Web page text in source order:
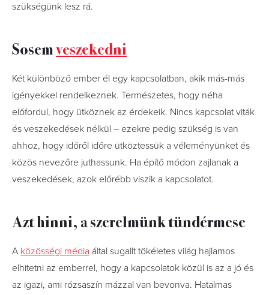
szükségünk lesz rá.
Sosemveszekedni
Két különböző ember él egy kapcsolatban, akik más-más
igényekkel rendelkeznek. Természetes, hogy néha
előfordul, hogy ütköznek az érdekeik. Nincs kapcsolat viták
és veszekedések nélkül – ezekre pedig szükség is van
ahhoz, hogy időről időre ütköztessük a véleményünket és
közös nevezőre juthassunk. Ha építő módon zajlanak a
veszekedések, azok előrébb viszik a kapcsolatot.
Azt hinni, a szerelmünk tündérmese
A közösségi média által sugallt tökéletes világ hajlamos
elhitetni az emberrel, hogy a kapcsolatok közül is az a jó és
az igazi, ami rózsaszín mázzal van bevonva. Hatalmas